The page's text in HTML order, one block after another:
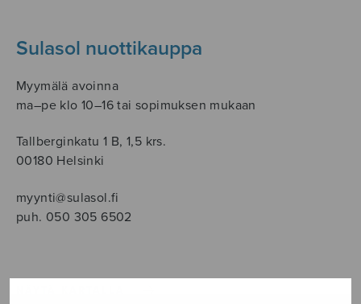
Sulasol nuottikauppa
Myymälä avoinna
ma–pe klo 10–16 tai sopimuksen mukaan
Tallberginkatu 1 B, 1,5 krs.
00180 Helsinki
myynti@sulasol.fi
puh. 050 305 6502